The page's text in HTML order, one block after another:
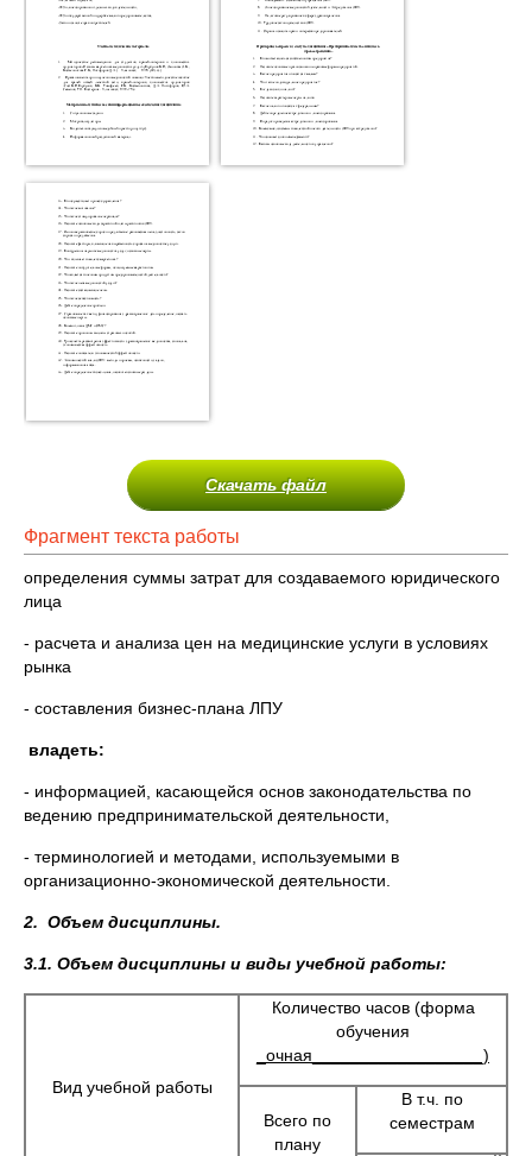
Скачать файл
Фрагмент текста работы
определения суммы затрат для создаваемого юридического
лица
- расчета и анализа цен на медицинские услуги в условиях
рынка
- составления бизнес-плана ЛПУ
владеть:
- информацией, касающейся основ законодательства по
ведению предпринимательской деятельности,
- терминологией и методами, используемыми в
организационно-экономической деятельности.
2. Объем дисциплины.
3.1. Объем дисциплины и виды учебной работы:
Вид учебной работы
Количество часов (форма
обучения
_очная__________________)
Всего по
плану
В т.ч. по
семестрам